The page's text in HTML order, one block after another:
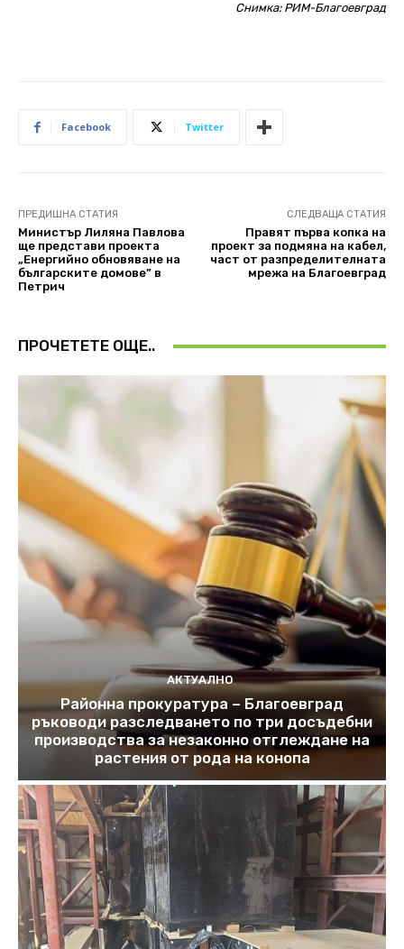
Снимка: РИМ-Благоевград
Facebook Twitter
ПРЕДИШНА СТАТИЯ
Министър Лиляна Павлова
ще представи проекта
„Енергийно обновяване на
българските домове” в
Петрич
СЛЕДВАЩА СТАТИЯ
Правят първа копка на
проект за подмяна на кабел,
част от разпределителната
мрежа на Благоевград
ПРОЧЕТЕТЕ ОЩЕ..
АКТУАЛНО
Районна прокуратура – Благоевград
ръководи разследването по три досъдебни
производства за незаконно отглеждане на
растения от рода на конопа